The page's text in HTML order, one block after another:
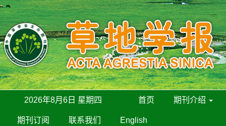
2026年8月6日 星期四 首页 期刊介绍
期刊订阅 联系我们 English